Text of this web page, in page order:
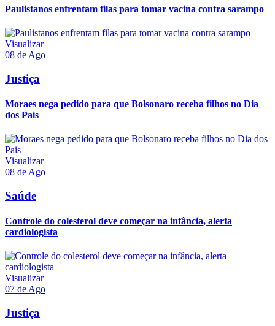
Paulistanos enfrentam filas para tomar vacina contra sarampo
Visualizar
08 de Ago
Justiça
Moraes nega pedido para que Bolsonaro receba filhos no Dia
dos Pais
Visualizar
08 de Ago
Saúde
Controle do colesterol deve começar na infância, alerta
cardiologista
Visualizar
07 de Ago
Justiça